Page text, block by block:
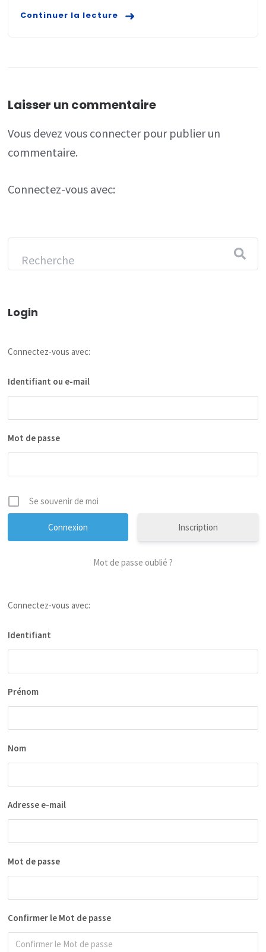
Continuer la lecture
Laisser un commentaire
Vous devezvous connecterpour publier un
commentaire.
Connectez-vous avec:
Login
Connectez-vous avec:
Identifiant ou e-mail
Mot de passe
Se souvenir de moi
Inscription
Mot de passe oublié ?
Connectez-vous avec:
Identifiant
Prénom
Nom
Adresse e-mail
Mot de passe
Confirmer le Mot de passe